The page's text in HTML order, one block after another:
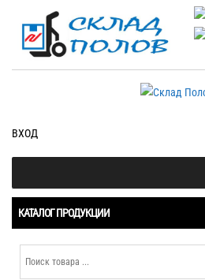
ВХОД
КАТАЛОГ ПРОДУКЦИИ